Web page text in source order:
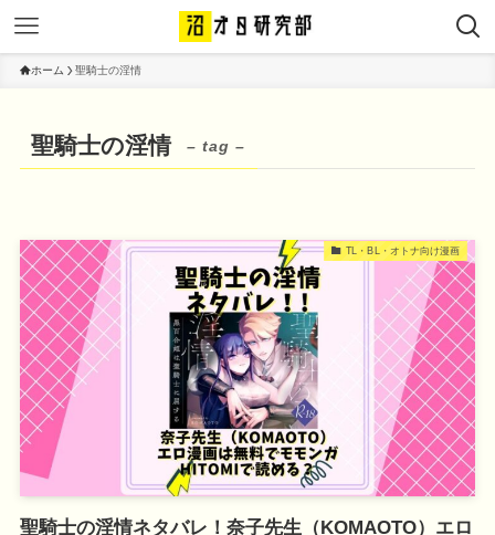
ホーム 聖騎士の淫情
聖騎士の淫情 – tag –
TL・BL・オトナ向け漫画
聖騎士の淫情ネタバレ！奈子先生（KOMAOTO）エロ